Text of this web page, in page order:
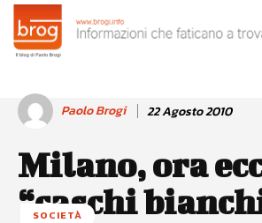
Paolo Brogi 22 Agosto 2010
Milano, ora
“caschi
SOCIETÀ